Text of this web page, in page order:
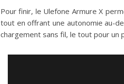
Pour finir, le Ulefone Armure X
tout en offrant une autonomie au-
chargement sans fil, le tout pour un